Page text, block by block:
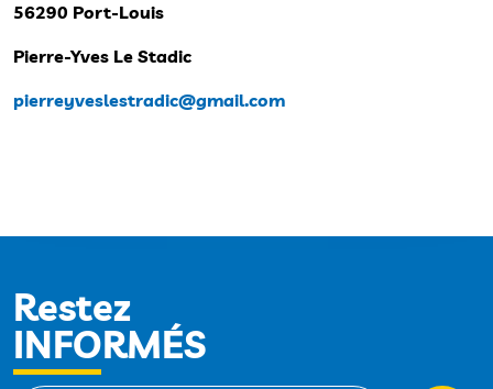
56290 Port-Louis
Pierre-Yves Le Stadic
pierreyveslestradic@gmail.com
Restez
INFORMÉS